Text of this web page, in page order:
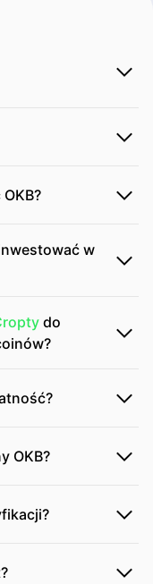
w
do
OKB?